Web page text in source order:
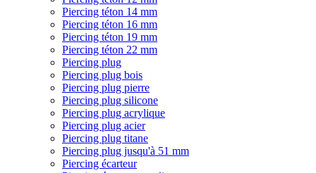
Piercing téton 14 mm
Piercing téton 16 mm
Piercing téton 19 mm
Piercing téton 22 mm
Piercing plug
Piercing plug bois
Piercing plug pierre
Piercing plug silicone
Piercing plug acrylique
Piercing plug acier
Piercing plug titane
Piercing plug jusqu'à 51 mm
Piercing écarteur